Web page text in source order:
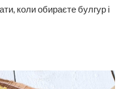
коли обираєте булгур і